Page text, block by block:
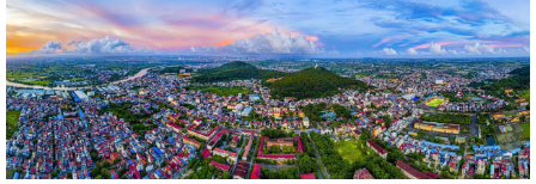
Ban vận động thành lập Hội Doanh nghiệp họp chuẩn bị công tác tổ
chức Đại hội thành lập Hội Doanh...
Hội nghị tập huấn triển khai thủ tục hành chính của Đảng trên môi
trường điện tử, giai đoạn 2
UBND phường tiếp ông Phạm Văn Hành – Khu Chung cư Bắc Sơn